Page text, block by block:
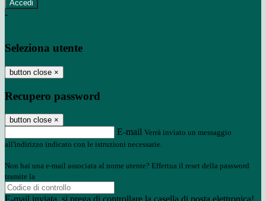
-
Seleziona utente
button close ×
Recupero password
button close ×
E-mail Verrà inviato un messaggio
all'indirizzo indicato con le istruzioni necessarie.
Non hai una e-mail associata al nome utente? Effettua il reset della password
tramite la